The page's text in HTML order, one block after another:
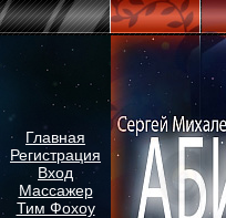
Главная
Регистрация
Вход
Массажер
Тим Фохоу